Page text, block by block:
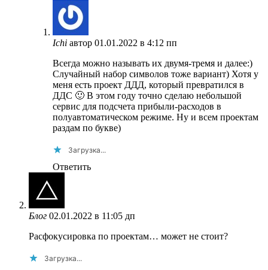
Ichi автор 01.01.2022 в 4:12 пп
Всегда можно называть их двумя-тремя и далее:)
Случайный набор символов тоже вариант) Хотя у
меня есть проект ДДД, который превратился в
ДДС 🙂 В этом году точно сделаю небольшой
сервис для подсчета прибыли-расходов в
полуавтоматическом режиме. Ну и всем проектам
раздам по букве)
Загрузка...
Ответить
Блог 02.01.2022 в 11:05 дп
Расфокусировка по проектам… может не стоит?
Загрузка...